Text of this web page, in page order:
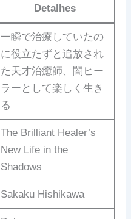
Detalhes
一瞬で治療していたの
に役立たずと追放され
た天才治癒師、闇ヒー
ラーとして楽しく生き
る
The Brilliant Healer’s
New Life in the
Shadows
Sakaku Hishikawa